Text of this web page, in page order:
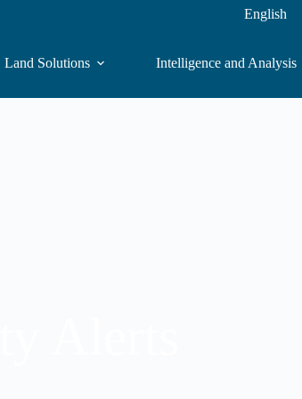
English
Land Solutions Intelligence and Analysis